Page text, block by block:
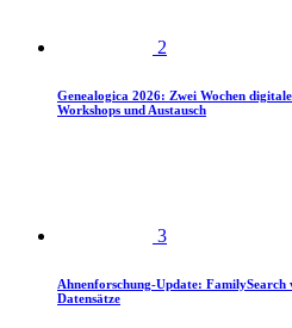
2
Genealogica 2026: Zwei Wochen
Workshops und Austausch
3
Ahnenforschung-Update:
Datensätze